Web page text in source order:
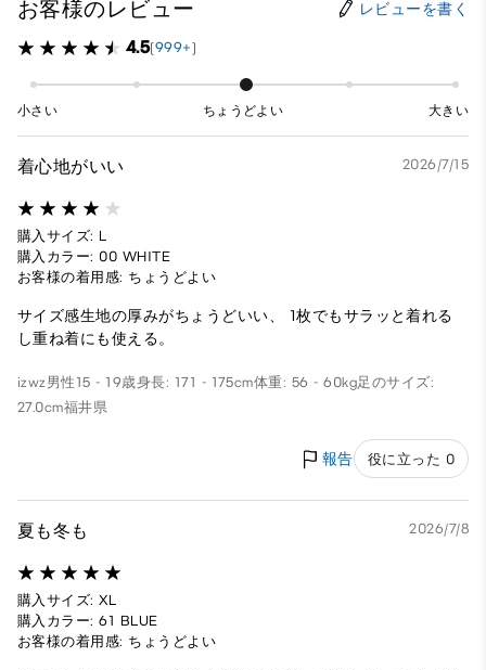
お客様のレビュー レビューを書く
4.5(999+)
小さい ちょうどよい 大きい
着心地がいい 2026/7/15
購入サイズ: L
購入カラー: 00 WHITE
お客様の着用感: ちょうどよい
サイズ感生地の厚みがちょうどいい、 1枚でもサラッと着れる
し重ね着にも使える。
izwz男性 15 - 19歳身長: 171 - 175cm体重: 56 - 60kg足のサイズ:
27.0cm福井県
報告 役に立った 0
夏も冬も 2026/7/8
購入サイズ: XL
購入カラー: 61 BLUE
お客様の着用感: ちょうどよい